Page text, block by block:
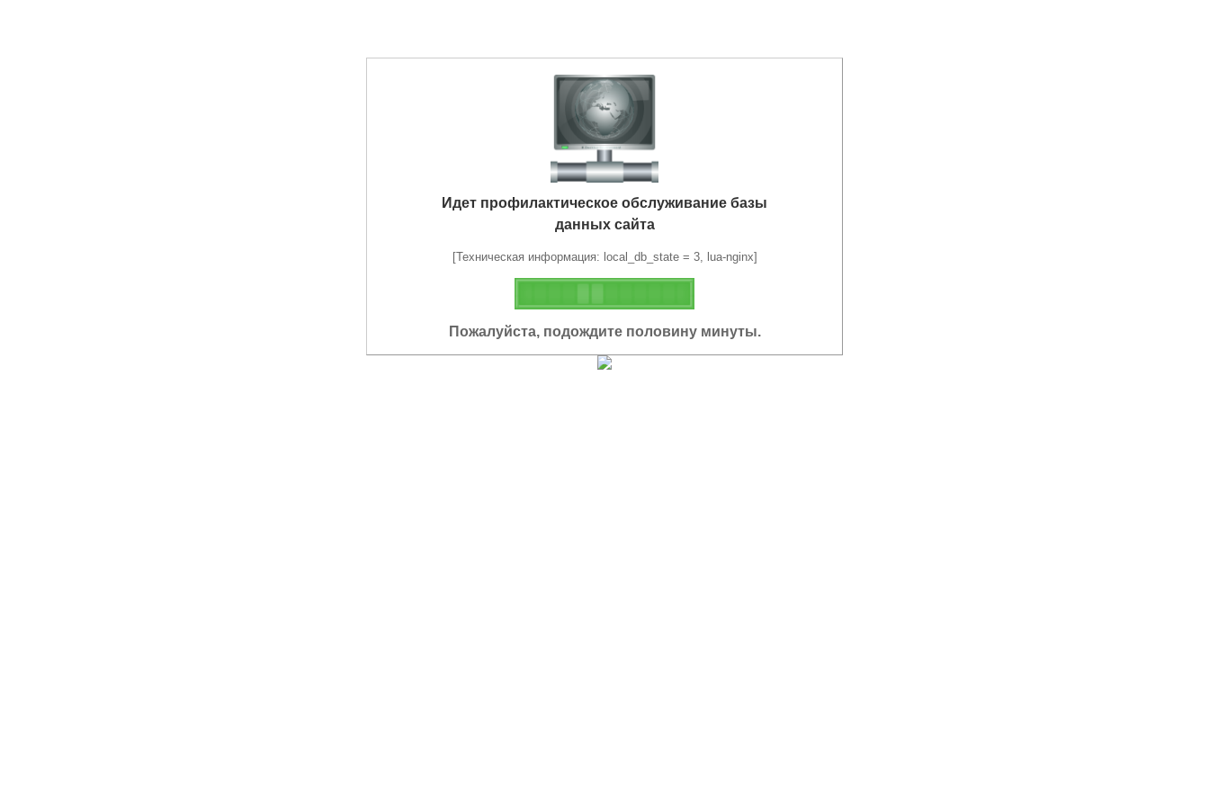
Идет профилактическое обслуживание базы
данных сайта
[Техническая информация: local_db_state = 3, lua-nginx]
Пожалуйста, подождите половину минуты.